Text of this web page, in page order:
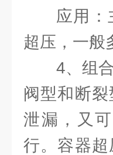
应用：
超压，一般
4、组
阀型和断
泄漏，又
行。容器